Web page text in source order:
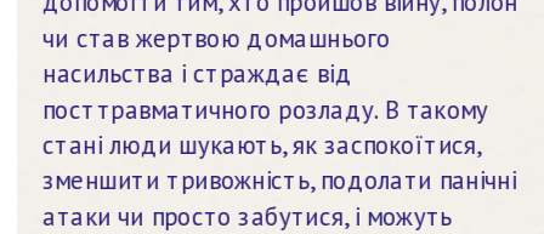
чи став жертвою домашнього
насильства і страждає від
посттравматичного розладу. В такому
стані люди шукають, як заспокоїтися,
зменшити тривожність, подолати панічні
атаки чи просто забутися, і можуть